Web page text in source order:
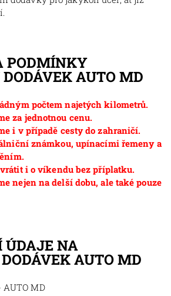
PODMÍNKY
AUTO MD
počtem najetých kilometrů.
za jednotnou cenu.
i v případě cesty do zahraničí.
známkou, upínacími řemeny a
i o víkendu bez příplatku.
nejen na delší dobu, ale také pouze
ÚDAJE NA
AUTO MD
MD